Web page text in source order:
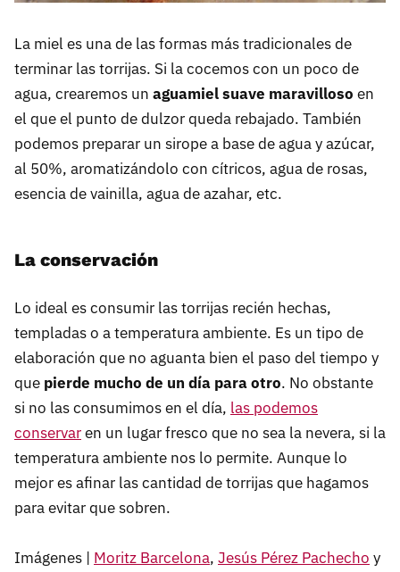
La miel es una de las formas más tradicionales de
terminar las torrijas. Si la cocemos con un poco de
agua, crearemos un aguamiel suave maravilloso en
el que el punto de dulzor queda rebajado. También
podemos preparar un sirope a base de agua y azúcar,
al 50%, aromatizándolo con cítricos, agua de rosas,
esencia de vainilla, agua de azahar, etc.
La conservación
Lo ideal es consumir las torrijas recién hechas,
templadas o a temperatura ambiente. Es un tipo de
elaboración que no aguanta bien el paso del tiempo y
que pierde mucho de un día para otro. No obstante
si no las consumimos en el día, las podemos
conservaren un lugar fresco que no sea la nevera, si la
temperatura ambiente nos lo permite. Aunque lo
mejor es afinar las cantidad de torrijas que hagamos
para evitar que sobren.
Imágenes | Moritz Barcelona, Jesús Pérez Pachecho y